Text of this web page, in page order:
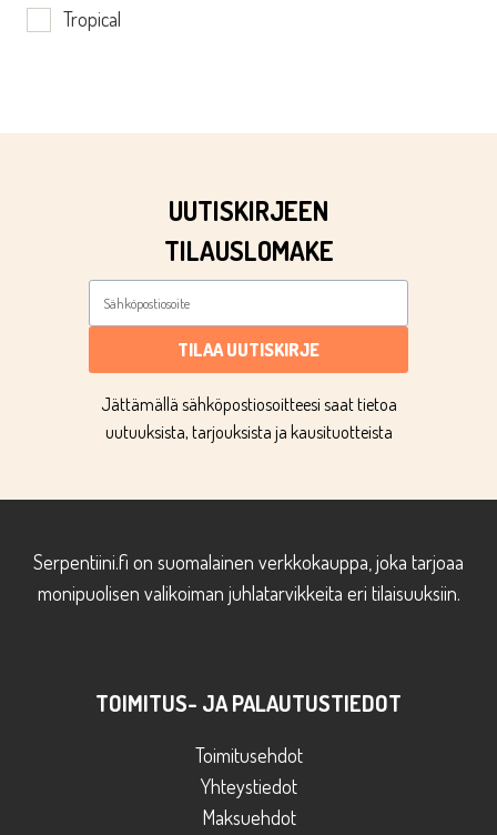
Tropical
UUTISKIRJEEN
TILAUSLOMAKE
TILAA UUTISKIRJE
Jättämällä sähköpostiosoitteesi saat tietoa
uutuuksista, tarjouksista ja kausituotteista
Serpentiini.fi on suomalainen verkkokauppa, joka tarjoaa
monipuolisen valikoiman juhlatarvikkeita eri tilaisuuksiin.
TOIMITUS- JA PALAUTUSTIEDOT
Toimitusehdot
Yhteystiedot
Maksuehdot